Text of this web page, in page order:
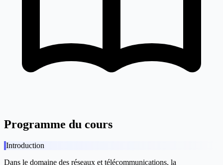
Programme du cours
Introduction
Dans le domaine des réseaux et télécommunications, la